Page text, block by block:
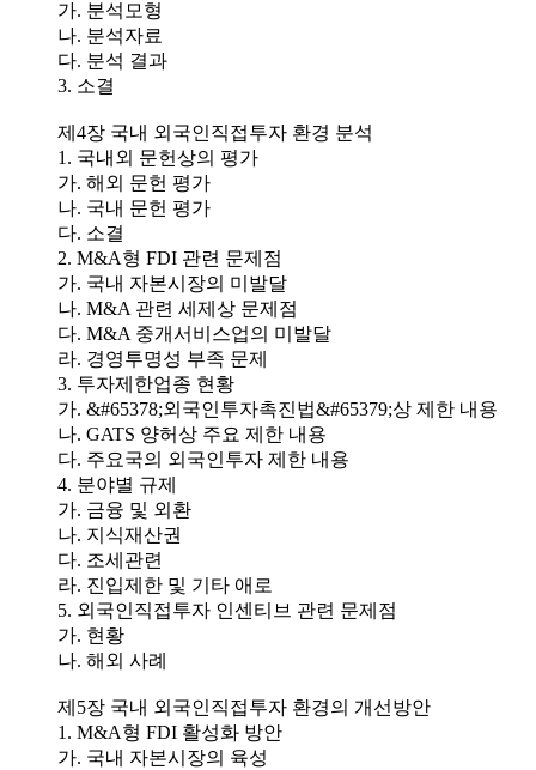
가. 분석모형
나. 분석자료
다. 분석 결과
3. 소결
제4장 국내 외국인직접투자 환경 분석
1. 국내외 문헌상의 평가
가. 해외 문헌 평가
나. 국내 문헌 평가
다. 소결
2. M&A형 FDI 관련 문제점
가. 국내 자본시장의 미발달
나. M&A 관련 세제상 문제점
다. M&A 중개서비스업의 미발달
라. 경영투명성 부족 문제
3. 투자제한업종 현황
가. &#65378;외국인투자촉진법&#65379;상 제한 내용
나. GATS 양허상 주요 제한 내용
다. 주요국의 외국인투자 제한 내용
4. 분야별 규제
가. 금융 및 외환
나. 지식재산권
다. 조세관련
라. 진입제한 및 기타 애로
5. 외국인직접투자 인센티브 관련 문제점
가. 현황
나. 해외 사례
제5장 국내 외국인직접투자 환경의 개선방안
1. M&A형 FDI 활성화 방안
가. 국내 자본시장의 육성